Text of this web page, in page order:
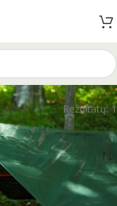
Rezultatų: 1